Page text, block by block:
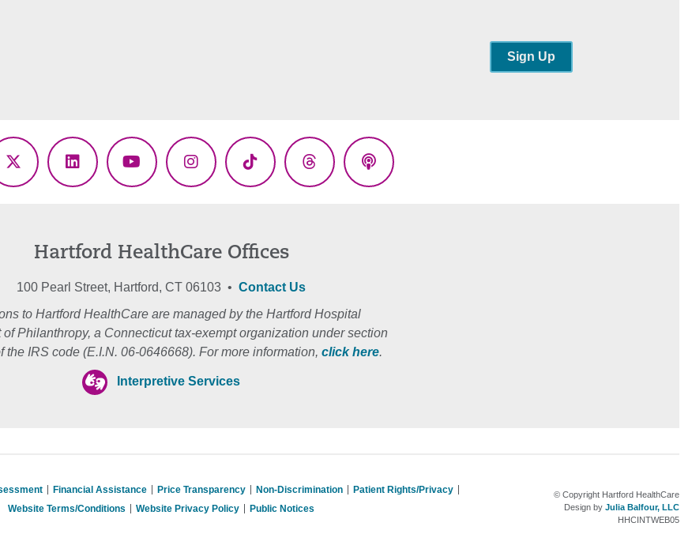
Sign Up
X
LinkedInYouTubeInstagramTikTok ThreadsPodcasts
Hartford HealthCare Offices
100 Pearl Street, Hartford, CT 06103 • Contact Us
to Hartford HealthCare are managed by the Hartford Hospital
of Philanthropy, a Connecticut tax-exempt organization under section
the IRS code (E.I.N. 06-0646668). For more information, click here.
Interpretive Services
Financial Assistance Price Transparency Non-Discrimination
Patient Rights/Privacy
Website Terms/Conditions
Website Privacy Policy Public Notices
© Copyright Hartford HealthCare
Design by Julia Balfour, LLC
HHCINTWEB05